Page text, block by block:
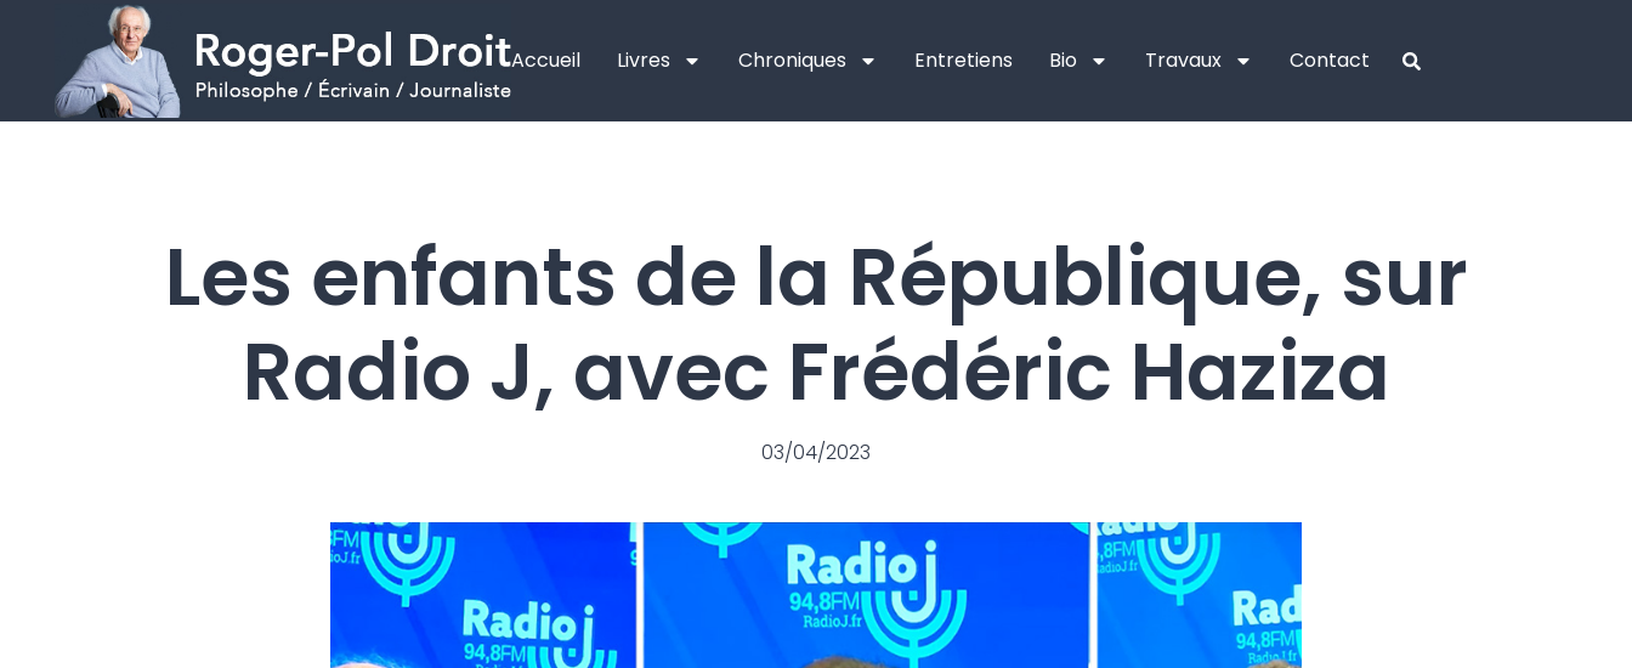
Accueil Livres Chroniques Entretiens Bio Travaux Contact
Les enfants de la République, sur
Radio J, avec Frédéric Haziza
03/04/2023